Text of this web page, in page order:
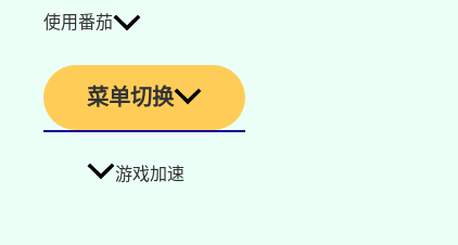
使用番茄
菜单切换
游戏加速